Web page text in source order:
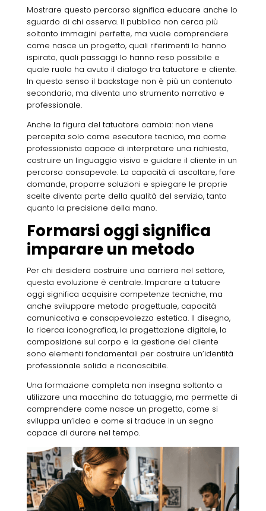
Mostrare questo percorso significa educare anche lo
sguardo di chi osserva. Il pubblico non cerca più
soltanto immagini perfette, ma vuole comprendere
come nasce un progetto, quali riferimenti lo hanno
ispirato, quali passaggi lo hanno reso possibile e
quale ruolo ha avuto il dialogo tra tatuatore e cliente.
In questo senso il backstage non è più un contenuto
secondario, ma diventa uno strumento narrativo e
professionale.
Anche la figura del tatuatore cambia: non viene
percepita solo come esecutore tecnico, ma come
professionista capace di interpretare una richiesta,
costruire un linguaggio visivo e guidare il cliente in un
percorso consapevole. La capacità di ascoltare, fare
domande, proporre soluzioni e spiegare le proprie
scelte diventa parte della qualità del servizio, tanto
quanto la precisione della mano.
Formarsi oggi significa
imparare un metodo
Per chi desidera costruire una carriera nel settore,
questa evoluzione è centrale. Imparare a tatuare
oggi significa acquisire competenze tecniche, ma
anche sviluppare metodo progettuale, capacità
comunicativa e consapevolezza estetica. Il disegno,
la ricerca iconografica, la progettazione digitale, la
composizione sul corpo e la gestione del cliente
sono elementi fondamentali per costruire un’identità
professionale solida e riconoscibile.
Una formazione completa non insegna soltanto a
utilizzare una macchina da tatuaggio, ma permette di
comprendere come nasce un progetto, come si
sviluppa un’idea e come si traduce in un segno
capace di durare nel tempo.